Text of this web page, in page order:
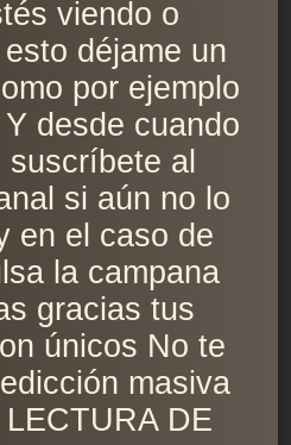
viendo o
déjame un
por ejemplo
desde cuando
al
si aún no lo
en el caso de
la campana
gracias tus
únicos No te
masiva
DE